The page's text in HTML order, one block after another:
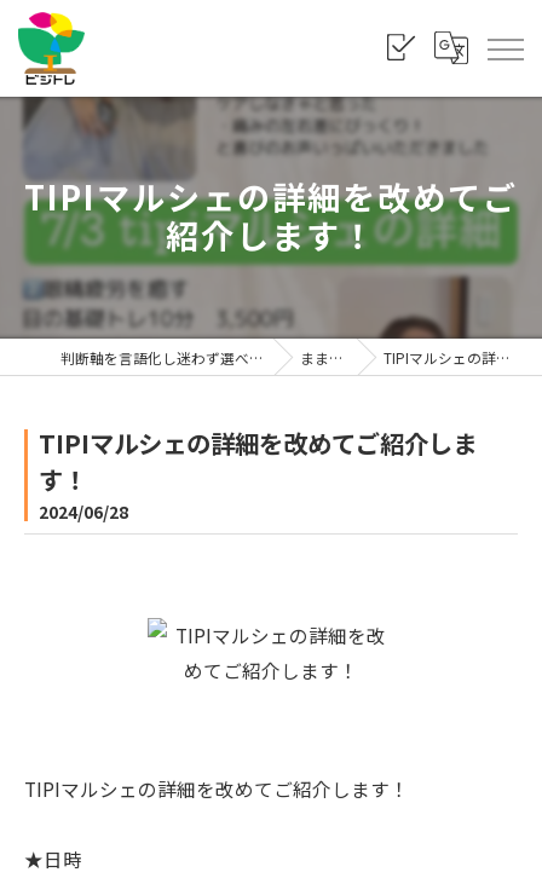
TIPIマルシェの詳細を改めてご
紹介します！
判断軸を言語化し迷わず選べる状態をつくる「株式会社ビジトレ」 まま利楽ブログ TIPIマルシェの詳細を改めてご紹介します！
TIPIマルシェの詳細を改めてご紹介しま
す！
2024/06/28
TIPIマルシェの詳細を改めてご紹介します！
★日時